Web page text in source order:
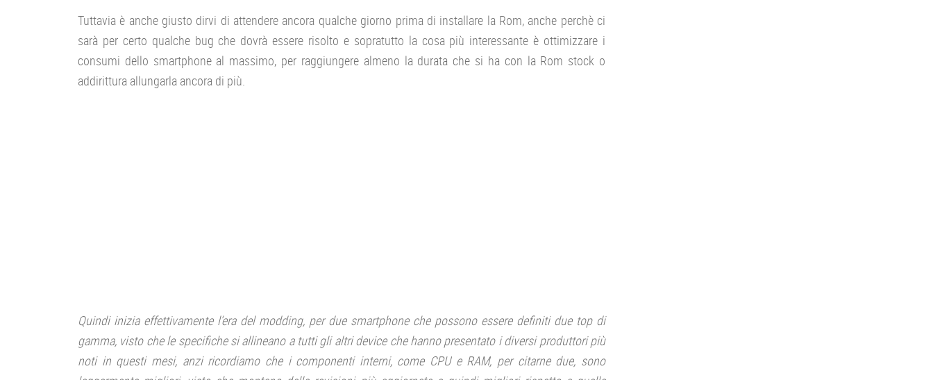
Tuttavia è anche giusto dirvi di attendere ancora qualche giorno prima di installare la Rom, anche perchè ci
sarà per certo qualche bug che dovrà essere risolto e sopratutto la cosa più interessante è ottimizzare i
consumi dello smartphone al massimo, per raggiungere almeno la durata che si ha con la Rom stock o
addirittura allungarla ancora di più.
Quindi inizia effettivamente l’era del modding, per due smartphone che possono essere definiti due top di
gamma, visto che le specifiche si allineano a tutti gli altri device che hanno presentato i diversi produttori più
noti in questi mesi, anzi ricordiamo che i componenti interni, come CPU e RAM, per citarne due, sono